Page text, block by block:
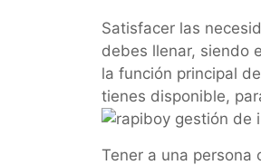
Satisfacer las
debes llenar, siendo
la función principal
tienes disponible,
Tener a una persona